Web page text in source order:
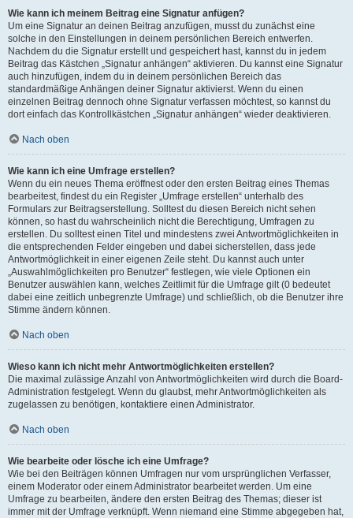
Wie kann ich meinem Beitrag eine Signatur anfügen?
Um eine Signatur an deinen Beitrag anzufügen, musst du zunächst eine
solche in den Einstellungen in deinem persönlichen Bereich entwerfen.
Nachdem du die Signatur erstellt und gespeichert hast, kannst du in jedem
Beitrag das Kästchen „Signatur anhängen“ aktivieren. Du kannst eine Signatur
auch hinzufügen, indem du in deinem persönlichen Bereich das
standardmäßige Anhängen deiner Signatur aktivierst. Wenn du einen
einzelnen Beitrag dennoch ohne Signatur verfassen möchtest, so kannst du
dort einfach das Kontrollkästchen „Signatur anhängen“ wieder deaktivieren.
Nach oben
Wie kann ich eine Umfrage erstellen?
Wenn du ein neues Thema eröffnest oder den ersten Beitrag eines Themas
bearbeitest, findest du ein Register „Umfrage erstellen“ unterhalb des
Formulars zur Beitragserstellung. Solltest du diesen Bereich nicht sehen
können, so hast du wahrscheinlich nicht die Berechtigung, Umfragen zu
erstellen. Du solltest einen Titel und mindestens zwei Antwortmöglichkeiten in
die entsprechenden Felder eingeben und dabei sicherstellen, dass jede
Antwortmöglichkeit in einer eigenen Zeile steht. Du kannst auch unter
„Auswahlmöglichkeiten pro Benutzer“ festlegen, wie viele Optionen ein
Benutzer auswählen kann, welches Zeitlimit für die Umfrage gilt (0 bedeutet
dabei eine zeitlich unbegrenzte Umfrage) und schließlich, ob die Benutzer ihre
Stimme ändern können.
Nach oben
Wieso kann ich nicht mehr Antwortmöglichkeiten erstellen?
Die maximal zulässige Anzahl von Antwortmöglichkeiten wird durch die Board-
Administration festgelegt. Wenn du glaubst, mehr Antwortmöglichkeiten als
zugelassen zu benötigen, kontaktiere einen Administrator.
Nach oben
Wie bearbeite oder lösche ich eine Umfrage?
Wie bei den Beiträgen können Umfragen nur vom ursprünglichen Verfasser,
einem Moderator oder einem Administrator bearbeitet werden. Um eine
Umfrage zu bearbeiten, ändere den ersten Beitrag des Themas; dieser ist
immer mit der Umfrage verknüpft. Wenn niemand eine Stimme abgegeben hat,